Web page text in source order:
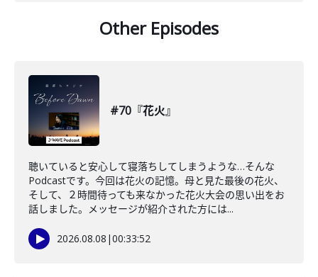
Other Episodes
#70『花火』
聴いていると安心して寝落ちしてしまうような…そんな
Podcastです。今回は花火の記憶。母と見た最後の花火、
そして、２時間待っても来なかった花火大会の思い出をお
話しました。メッセージが紹介された方には...
2026.08.08 |00:33:52